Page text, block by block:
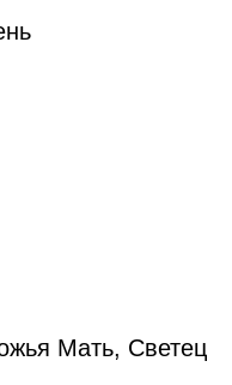
Мать, Светец